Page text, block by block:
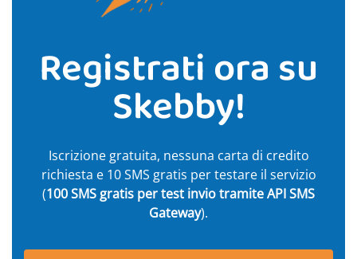
Registrati ora su
Skebby!
Iscrizione gratuita, nessuna carta di credito
richiesta e 10 SMS gratis per testare il servizio
(100 SMS gratis per test invio tramite API SMS
Gateway).